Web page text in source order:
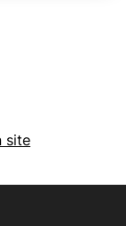
juillet au 22
site